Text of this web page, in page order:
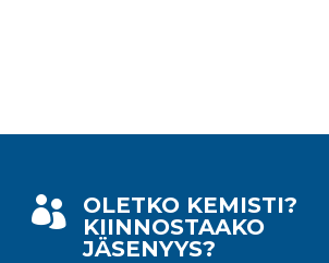

OLETKO KEMISTI?
KIINNOSTAAKO
JÄSENYYS?